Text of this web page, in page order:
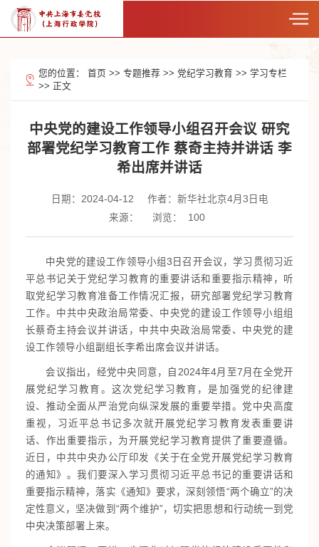
您的位置： 首页 >> 专题推荐 >> 党纪学习教育 >> 学习专栏
>> 正文
中央党的建设工作领导小组召开会议 研究
部署党纪学习教育工作 蔡奇主持并讲话 李
希出席并讲话
日期：2024-04-12
作者：新华社北京4月3日电
来源：
浏览： 100
中央党的建设工作领导小组3日召开会议，学习贯彻习近
平总书记关于党纪学习教育的重要讲话和重要指示精神，听
取党纪学习教育准备工作情况汇报，研究部署党纪学习教育
工作。中共中央政治局常委、中央党的建设工作领导小组组
长蔡奇主持会议并讲话，中共中央政治局常委、中央党的建
设工作领导小组副组长李希出席会议并讲话。
会议指出，经党中央同意，自2024年4月至7月在全党开
展党纪学习教育。这次党纪学习教育，是加强党的纪律建
设、推动全面从严治党向纵深发展的重要举措。党中央高度
重视，习近平总书记多次就开展党纪学习教育发表重要讲
话、作出重要指示，为开展党纪学习教育提供了重要遵循。
近日，中共中央办公厅印发《关于在全党开展党纪学习教育
的通知》。我们要深入学习贯彻习近平总书记的重要讲话和
重要指示精神，落实《通知》要求，深刻领悟“两个确立”的决
定性意义，坚决做到“两个维护”，切实把思想和行动统一到党
中央决策部署上来。